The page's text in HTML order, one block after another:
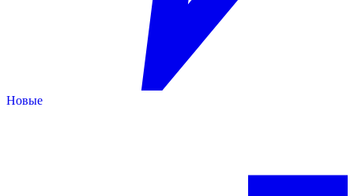
Новые